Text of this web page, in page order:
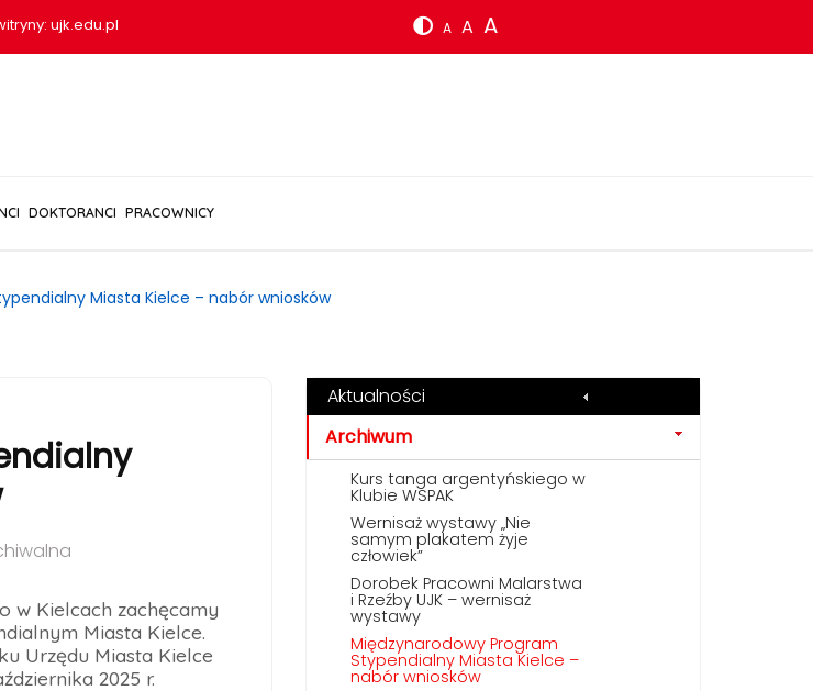
ujk.edu.pl A A A
DOKTORANCI PRACOWNICY
Miasta Kielce – nabór wniosków
w Kielcach zachęcamy
Miasta Kielce.
Urzędu Miasta Kielce
2025 r.
Aktualności
Archiwum
Kurs tanga argentyńskiego w
Klubie WSPAK
Wernisaż wystawy „Nie
samym plakatem żyje
człowiek”
Dorobek Pracowni Malarstwa
i Rzeźby UJK – wernisaż
wystawy
Międzynarodowy Program
Stypendialny Miasta Kielce –
nabór wniosków